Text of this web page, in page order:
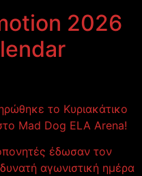
2026
το Κυριακάτικο
Mad Dog ELA Arena!
έδωσαν τον
αγωνιστική ημέρα